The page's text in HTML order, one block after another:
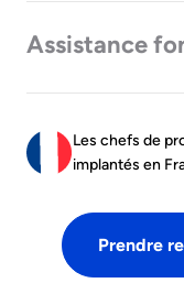
Assistance
Les chefs de
implantés en
Prendre